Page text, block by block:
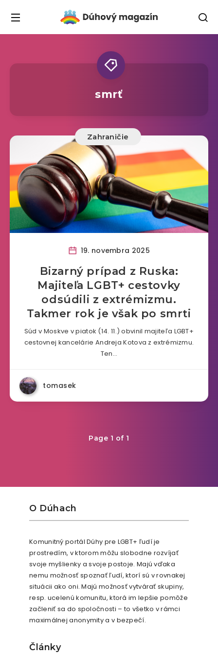
smrť
Zahraničie
19. novembra 2025
Bizarný prípad z Ruska:
Majiteľa LGBT+ cestovky
odsúdili z extrémizmu.
Takmer rok je však po smrti
Súd v Moskve v piatok (14. 11.) obvinil majiteľa LGBT+
cestovnej kancelárie Andreja Kotova z extrémizmu.
Ten…
tomasek
Page 1 of 1
O Dúhach
Komunitný portál Dúhy pre LGBT+ ľudí je
prostredím, v ktorom môžu slobodne rozvíjať
svoje myšlienky a svoje postoje. Majú vďaka
nemu možnosť spoznať ľudí, ktorí sú v rovnakej
situácii ako oni. Majú možnosť vytvárať skupiny,
resp. ucelenú komunitu, ktorá im lepšie pomôže
začleniť sa do spoločnosti – to všetko v rámci
maximálnej anonymity a v bezpečí.
Články